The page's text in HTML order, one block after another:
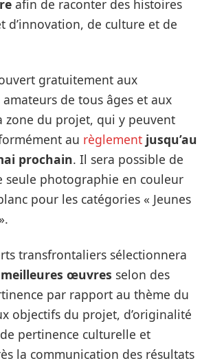
afin de raconter des histoires
d’innovation, de culture et de
gratuitement aux
de tous âges et aux
zone du projet, qui y peuvent
au règlement jusqu’au
prochain. Il sera possible de
seule photographie en couleur
pour les catégories « Jeunes
transfrontaliers sélectionnera
œuvres selon des
par rapport au thème du
objectifs du projet, d’originalité
de pertinence culturelle et
la communication des résultats